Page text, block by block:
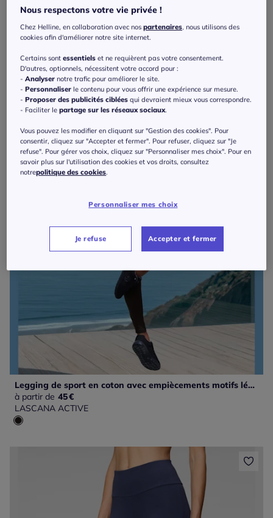
Legging de sport en coton avec empiècements motifs léopard
à partir de 45€
LASCANA ACTIVE
Nous respectons votre vie privée !
Chez Helline, en collaboration avec nospartenaires, nous utilisons des
cookies afin d'améliorer notre site internet.
Certains sontessentiels et ne requièrent pas votre consentement.
D'autres, optionnels, nécessitent votre accord pour :
-Analyser notre trafic pour améliorer le site.
-Personnaliser le contenu pour vous offrir une expérience sur mesure.
-Proposer des publicités ciblées qui devraient mieux vous correspondre.
- Faciliter lepartage sur les réseaux sociaux.
Vous pouvez les modifier en cliquant sur "Gestion des cookies". Pour
consentir, cliquez sur "Accepter et fermer". Pour refuser, cliquez sur "Je
refuse". Pour gérer vos choix, cliquez sur "Personnaliser mes choix". Pour en
savoir plus sur l'utilisation des cookies et vos droits, consultez
notrepolitique des cookies.
Personnaliser mes choix
Je refuse Accepter et fermer